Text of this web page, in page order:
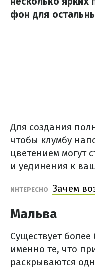
фон для
Для создания
чтобы клумбу
цветением могут
и уединения к
ИНТЕРЕСНО Зачем
Мальва
Существует
именно те, что
раскрываются